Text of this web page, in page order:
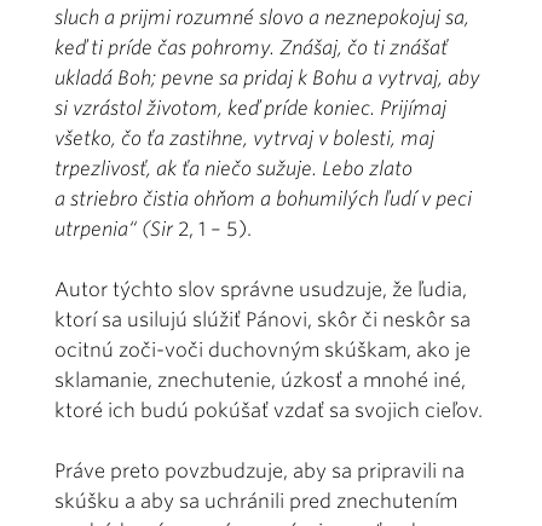
sluch a prijmi rozumné slovo a neznepokojuj sa,
keď ti príde čas pohromy. Znášaj, čo ti znášať
ukladá Boh; pevne sa pridaj k Bohu a vytrvaj, aby
si vzrástol životom, keď príde koniec. Prijímaj
všetko, čo ťa zastihne, vytrvaj v bolesti, maj
trpezlivosť, ak ťa niečo sužuje. Lebo zlato
a striebro čistia ohňom a bohumilých ľudí v peci
utrpenia“ (Sir 2, 1 – 5).
Autor týchto slov správne usudzuje, že ľudia,
ktorí sa usilujú slúžiť Pánovi, skôr či neskôr sa
ocitnú zoči-voči duchovným skúškam, ako je
sklamanie, znechutenie, úzkosť a mnohé iné,
ktoré ich budú pokúšať vzdať sa svojich cieľov.
Práve preto povzbudzuje, aby sa pripravili na
skúšku a aby sa uchránili pred znechutením